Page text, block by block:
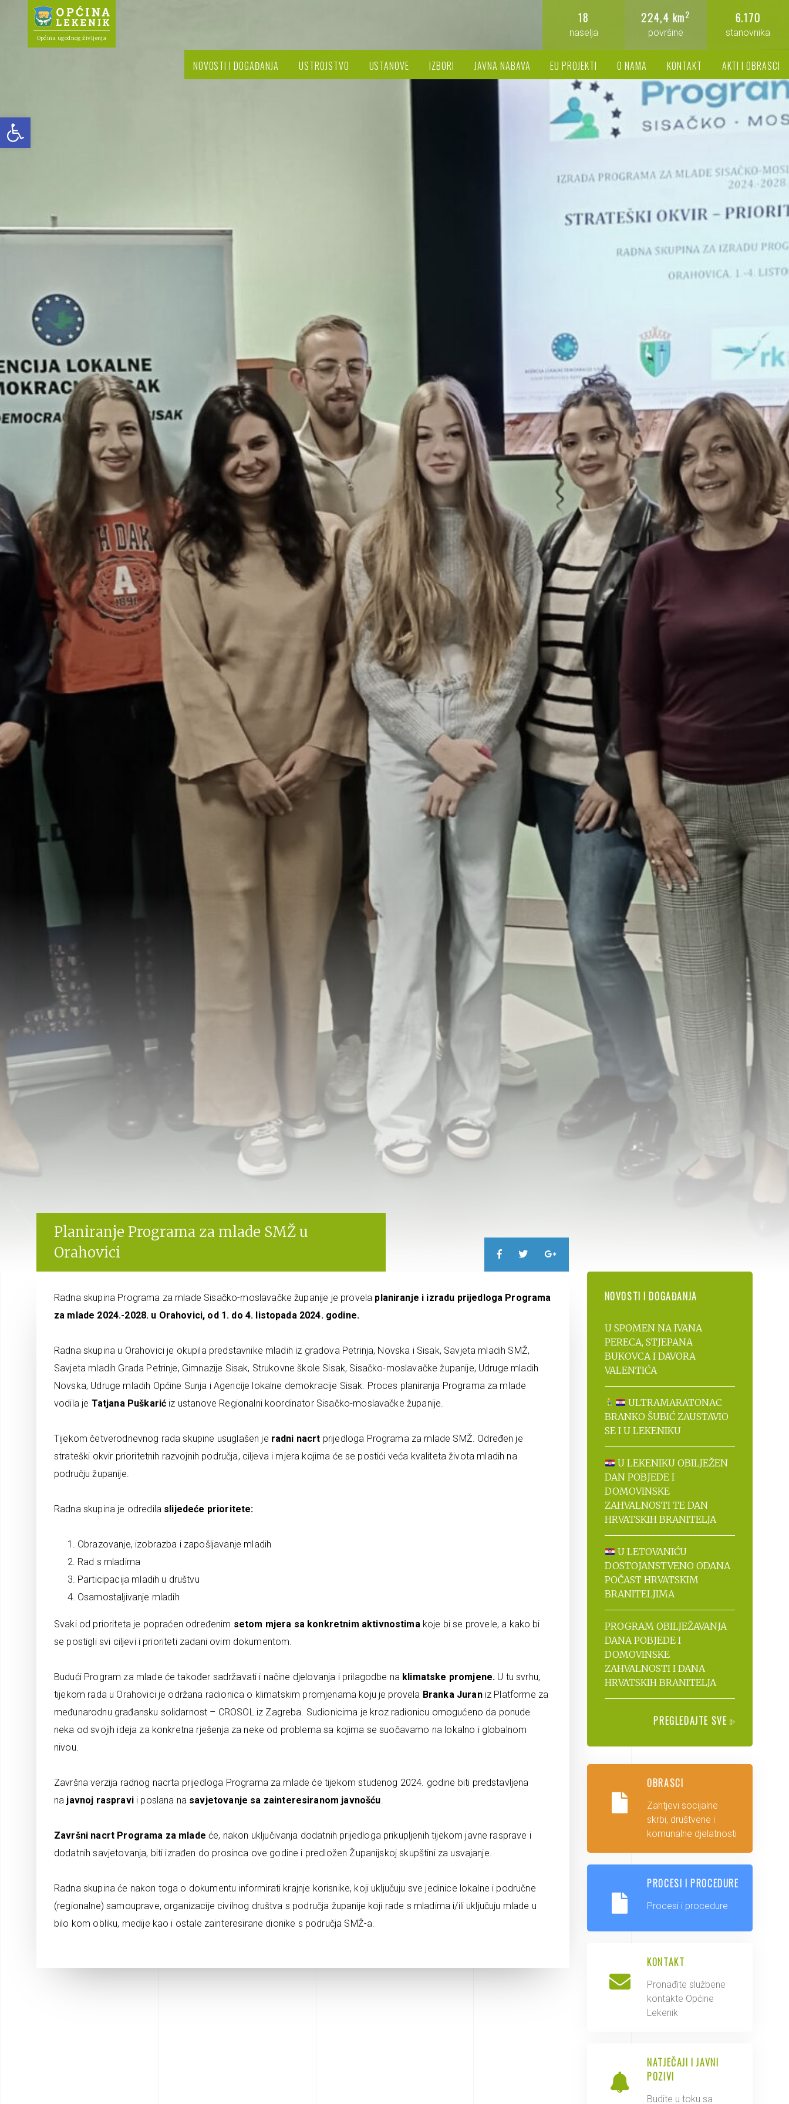
Open toolbar
Općina ugodnog življenja
6.170
stanovnika
224,4 km2
površine
18
naselja
NOVOSTI I DOGAĐANJA USTROJSTVO USTANOVE IZBORI JAVNA NABAVA EU PROJEKTI O NAMA KONTAKT AKTI I OBRASCI
Planiranje Programa za mlade SMŽ u
Orahovici
Radna skupina Programa za mlade Sisačko-moslavačke županije je provela planiranje i izradu prijedloga Programa
za mlade 2024.-2028. u Orahovici, od 1. do 4. listopada 2024. godine.
Radna skupina u Orahovici je okupila predstavnike mladih iz gradova Petrinja, Novska i Sisak, Savjeta mladih SMŽ,
Savjeta mladih Grada Petrinje, Gimnazije Sisak, Strukovne škole Sisak, Sisačko-moslavačke županije, Udruge mladih
Novska, Udruge mladih Općine Sunja i Agencije lokalne demokracije Sisak. Proces planiranja Programa za mlade
vodila je Tatjana Puškarić iz ustanove Regionalni koordinator Sisačko-moslavačke županije.
Tijekom četverodnevnog rada skupine usuglašen je radni nacrt prijedloga Programa za mlade SMŽ. Određen je
strateški okvir prioritetnih razvojnih područja, ciljeva i mjera kojima će se postići veća kvaliteta života mladih na
području županije.
Radna skupina je odredila slijedeće prioritete:
Obrazovanje, izobrazba i zapošljavanje mladih
Rad s mladima
Participacija mladih u društvu
Osamostaljivanje mladih
Svaki od prioriteta je popraćen određenim setom mjera sa konkretnim aktivnostimakoje bi se provele, a kako bi
se postigli svi ciljevi i prioriteti zadani ovim dokumentom.
Budući Program za mlade će također sadržavati i načine djelovanja i prilagodbe na klimatske promjene. U tu svrhu,
tijekom rada u Orahovici je održana radionica o klimatskim promjenama koju je provela Branka Juraniz Platforme za
međunarodnu građansku solidarnost – CROSOL iz Zagreba. Sudionicima je kroz radionicu omogućeno da ponude
neka od svojih ideja za konkretna rješenja za neke od problema sa kojima se suočavamo na lokalno i globalnom
nivou.
Završna verzija radnog nacrta prijedloga Programa za mlade će tijekom studenog 2024. godine biti predstavljena
na javnoj raspravii poslana na savjetovanje sa zainteresiranom javnošću.
Završni nacrt Programa za mlade će, nakon uključivanja dodatnih prijedloga prikupljenih tijekom javne rasprave i
dodatnih savjetovanja, biti izrađen do prosinca ove godine i predložen Županijskoj skupštini za usvajanje.
Radna skupina će nakon toga o dokumentu informirati krajnje korisnike, koji uključuju sve jedinice lokalne i područne
(regionalne) samouprave, organizacije civilnog društva s područja županije koji rade s mladima i/ili uključuju mlade u
bilo kom obliku, medije kao i ostale zainteresirane dionike s područja SMŽ-a.
NOVOSTI I DOGAĐANJA
U SPOMEN NA IVANA
PERECA, STJEPANA
BUKOVCA I DAVORA
VALENTIĆA
ULTRAMARATONAC
BRANKO ŠUBIĆ ZAUSTAVIO
SE I U LEKENIKU
U LEKENIKU OBILJEŽEN
DAN POBJEDE I
DOMOVINSKE
ZAHVALNOSTI TE DAN
HRVATSKIH BRANITELJA
U LETOVANIĆU
DOSTOJANSTVENO ODANA
POČAST HRVATSKIM
BRANITELJIMA
PROGRAM OBILJEŽAVANJA
DANA POBJEDE I
DOMOVINSKE
ZAHVALNOSTI I DANA
HRVATSKIH BRANITELJA
PREGLEDAJTE SVE
OBRASCI
Zahtjevi socijalne
skrbi, društvene i
komunalne djelatnosti
PROCESI I PROCEDURE
Procesi i procedure
KONTAKT
Pronađite službene
kontakte Općine
Lekenik
NATJEČAJI I JAVNI
POZIVI
Budite u toku sa